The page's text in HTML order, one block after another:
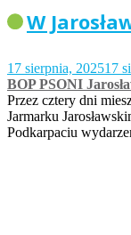
W
17 sierpnia, 202517
BOP PSONI
Przez cztery dni
Jarmarku
Podkarpaciu